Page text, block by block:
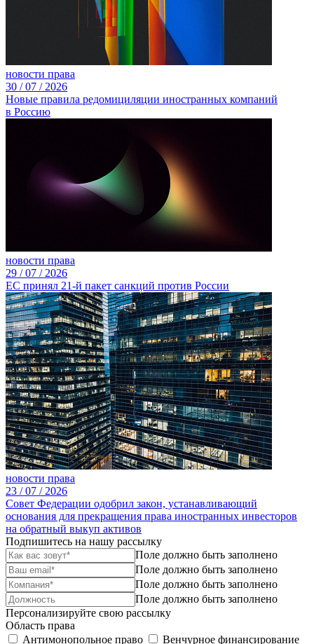
новости права
30 /07 / 2026
Новые правила редомициляции иностранных компаний
в Россию
новости права
29 /07 / 2026
ЕС принял 21-й пакет санкций против России
новости права
23 /07 / 2026
Совет Федерации одобрил закон, устанавливающий
основания для прекращения права иностранных инвесторов
на обратный выкуп активов
Подпишитесь на нашу рассылку
Поле должно быть заполнено
Поле должно быть заполнено
Поле должно быть заполнено
Поле должно быть заполнено
Персонализируйте свою рассылку
Область права
Антимонопольное право
Венчурное финансирование